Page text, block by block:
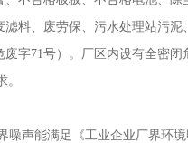
滤料、废劳保、污水处理站污
字71号）。厂区内设有全密
。
能满足《工业企业厂界环境